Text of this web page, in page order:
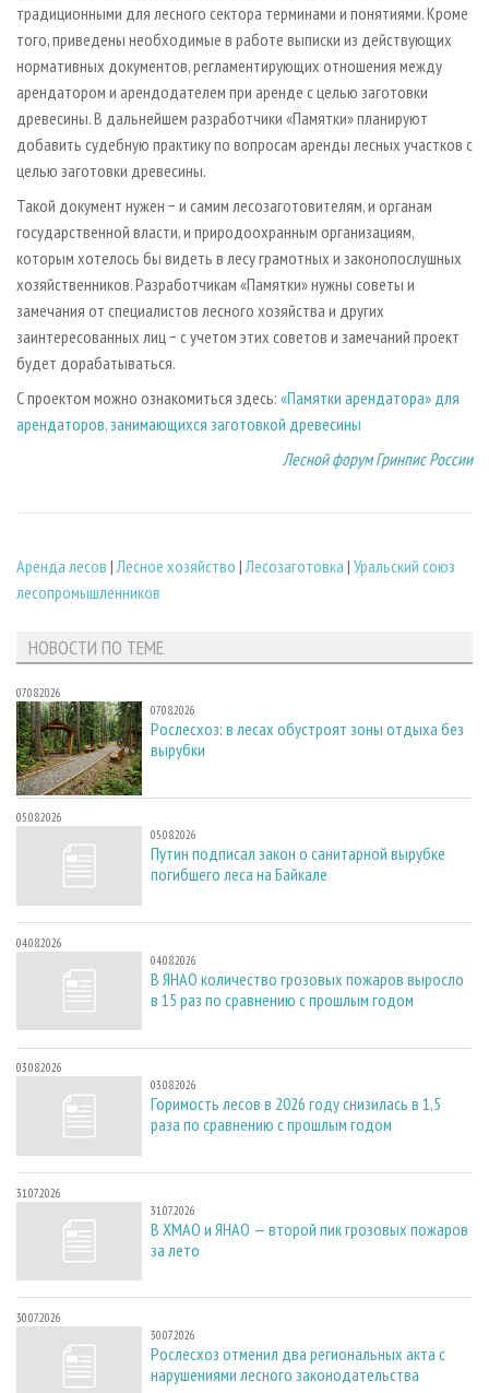
БИОЭНЕРГЕТИКА
ЦБП
ИНСТРУМЕНТ И МАТЕРИАЛЫ
RUSSIAN FORESTRY REVIEW
ГАЗЕТА ЛЕСПРОМФОРУМ
БИБЛИОТЕКА СПЕЦИАЛИСТА
традиционными для лесного сектора терминами и понятиями. Кроме
того, приведены необходимые в работе выписки из действующих
нормативных документов, регламентирующих отношения между
арендатором и арендодателем при аренде с целью заготовки
древесины. В дальнейшем разработчики «Памятки» планируют
добавить судебную практику по вопросам аренды лесных участков с
целью заготовки древесины.
Такой документ нужен − и самим лесозаготовителям, и органам
государственной власти, и природоохранным организациям,
которым хотелось бы видеть в лесу грамотных и законопослушных
хозяйственников. Разработчикам «Памятки» нужны советы и
замечания от специалистов лесного хозяйства и других
заинтересованных лиц − с учетом этих советов и замечаний проект
будет дорабатываться.
С проектом можно ознакомиться здесь: «Памятки арендатора» для
арендаторов, занимающихся заготовкой древесины
Лесной форум Гринпис России
Аренда лесов |Лесное хозяйство |Лесозаготовка | Уральский союз
лесопромышленников
НОВОСТИ ПО ТЕМЕ
07.08.2026
07.08.2026
Рослесхоз: в лесах обустроят зоны отдыха без
вырубки
05.08.2026
05.08.2026
Путин подписал закон о санитарной вырубке
погибшего леса на Байкале
04.08.2026
04.08.2026
В ЯНАО количество грозовых пожаров выросло
в 15 раз по сравнению с прошлым годом
03.08.2026
03.08.2026
Горимость лесов в 2026 году снизилась в 1,5
раза по сравнению с прошлым годом
31.07.2026
31.07.2026
В ХМАО и ЯНАО — второй пик грозовых пожаров
за лето
30.07.2026
30.07.2026
Рослесхоз отменил два региональных акта с
нарушениями лесного законодательства